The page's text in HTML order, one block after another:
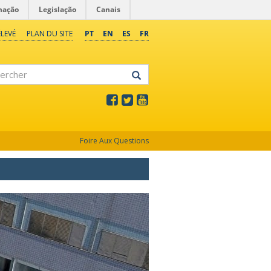
Legislação Canais
PT EN ES FR
PLAN DU SITE
Foire Aux Questions